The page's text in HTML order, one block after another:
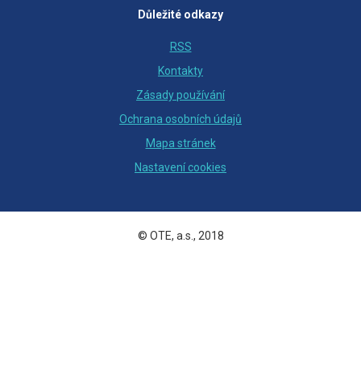
Důležité odkazy
RSS
Kontakty
Zásady používání
Ochrana osobních údajů
Mapa stránek
Nastavení cookies
© OTE, a.s., 2018